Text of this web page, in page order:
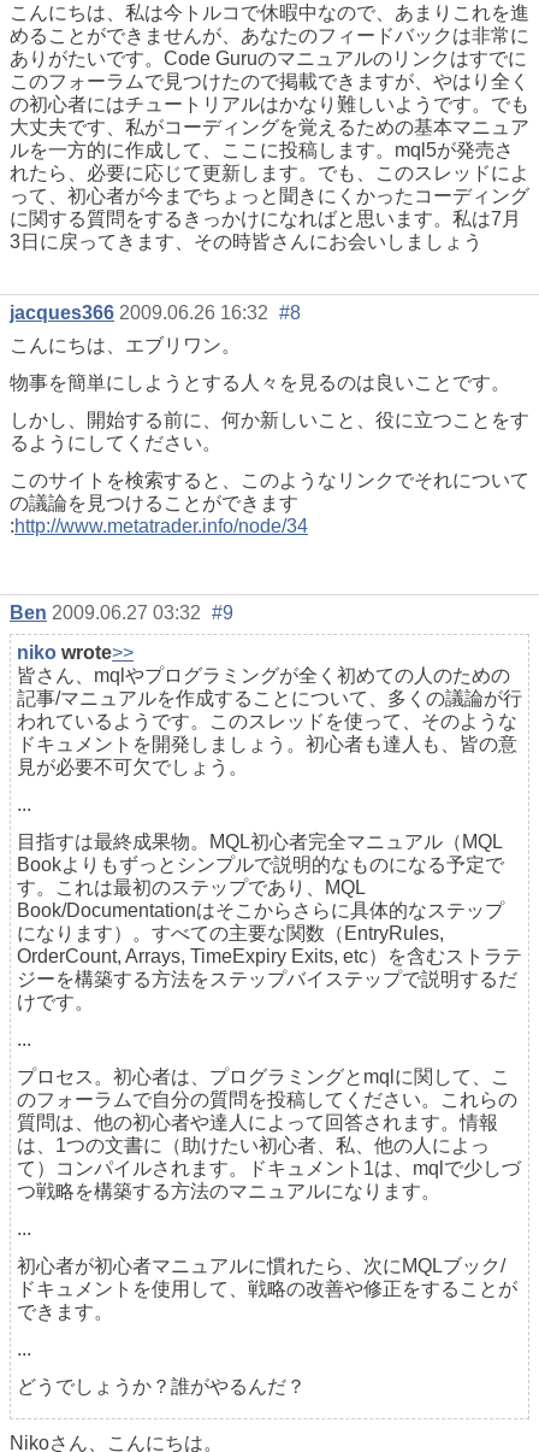
こんにちは、私は今トルコで休暇中なので、あまりこれを進
めることができませんが、あなたのフィードバックは非常に
ありがたいです。Code Guruのマニュアルのリンクはすでに
このフォーラムで見つけたので掲載できますが、やはり全く
の初心者にはチュートリアルはかなり難しいようです。でも
大丈夫です、私がコーディングを覚えるための基本マニュア
ルを一方的に作成して、ここに投稿します。mql5が発売さ
れたら、必要に応じて更新します。でも、このスレッドによ
って、初心者が今までちょっと聞きにくかったコーディング
に関する質問をするきっかけになればと思います。私は7月
3日に戻ってきます、その時皆さんにお会いしましょう
jacques366 2009.06.26 16:32 #8
こんにちは、エブリワン。
物事を簡単にしようとする人々を見るのは良いことです。
しかし、開始する前に、何か新しいこと、役に立つことをす
るようにしてください。
このサイトを検索すると、このようなリンクでそれについて
の議論を見つけることができます
:http://www.metatrader.info/node/34
Ben 2009.06.27 03:32 #9
niko wrote>>
皆さん、mqlやプログラミングが全く初めての人のための
記事/マニュアルを作成することについて、多くの議論が行
われているようです。このスレッドを使って、そのような
ドキュメントを開発しましょう。初心者も達人も、皆の意
見が必要不可欠でしょう。
...
目指すは最終成果物。MQL初心者完全マニュアル（MQL
Bookよりもずっとシンプルで説明的なものになる予定で
す。これは最初のステップであり、MQL
Book/Documentationはそこからさらに具体的なステップ
になります）。すべての主要な関数（EntryRules,
OrderCount, Arrays, TimeExpiry Exits, etc）を含むストラテ
ジーを構築する方法をステップバイステップで説明するだ
けです。
...
プロセス。初心者は、プログラミングとmqlに関して、こ
のフォーラムで自分の質問を投稿してください。これらの
質問は、他の初心者や達人によって回答されます。情報
は、1つの文書に（助けたい初心者、私、他の人によっ
て）コンパイルされます。ドキュメント1は、mqlで少しづ
つ戦略を構築する方法のマニュアルになります。
...
初心者が初心者マニュアルに慣れたら、次にMQLブック/
ドキュメントを使用して、戦略の改善や修正をすることが
できます。
...
どうでしょうか？誰がやるんだ？
Nikoさん、こんにちは。